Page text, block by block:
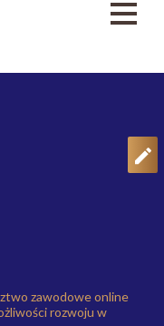
zawodowe online
rozwoju w